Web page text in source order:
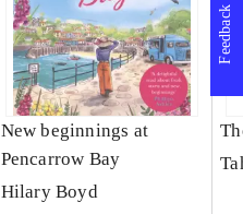
New beginnings at
Pencarrow Bay
Hilary Boyd
Feedback